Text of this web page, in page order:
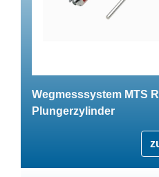
Wegmesssystem MTS
Plungerzylinder